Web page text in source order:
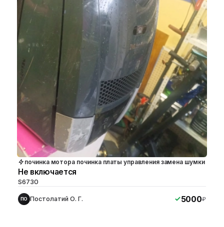
починка мотора починка платы управления замена шумки
Не включается
S6730
ПО Постолатий О. Г. 5000₽